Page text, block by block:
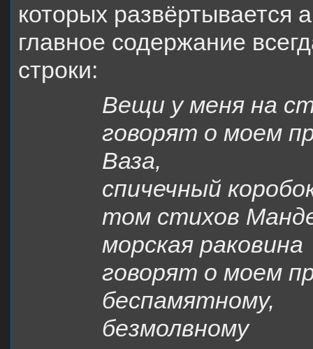
которых развёртывается
главное содержание
строки:
Вещи у меня на
говорят о моем
Ваза,
спичечный
том стихов
морская раковина
говорят о моем
беспамятному,
безмолвному